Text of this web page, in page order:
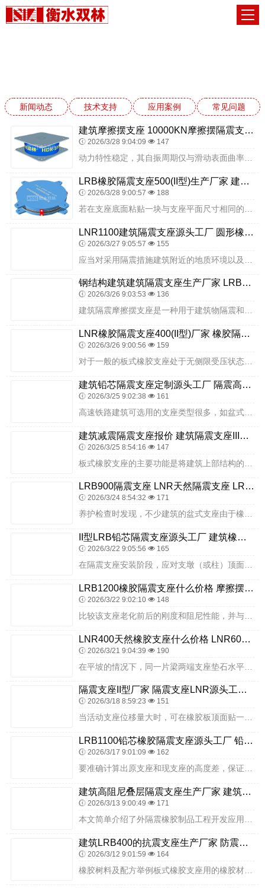
新闻动态 技术支持 应用案例 常见问题
建筑摩擦摆支座 10000KN摩擦摆隔震支座厂家 建筑楼梯橡胶隔震支座源头工厂
2026/3/28 9:04:09 147
LRB橡胶隔震支座500(II型)生产厂家 建筑橡胶隔震支座装置生产厂家 水平力分散型橡胶支座多少钱
2026/3/28 9:00:57 188
LNR1100建筑隔震支座源头工厂 圆形橡胶隔震支座厂家 LNR隔震支座1500厂家
2026/3/27 9:05:57 155
钢结构建筑建筑隔震支座生产厂家 LRB铅芯隔震支座厂家 LRB500橡胶隔震支座什么价格
2026/3/26 9:03:53 136
建筑隔震摩擦摆支座是一种用于建筑物隔震和减震的结构装置。它通常由一个上部的金属摩擦板和一个下部的混凝土底座组成，中间有一层特殊的摩擦材料（通常是铅芯或铅橡胶）来...
LNR橡胶隔震支座400(II型)厂家 橡胶隔震支座装置生产厂家 LNR1100建筑隔震支座
2026/3/26 9:00:56 159
建筑铅芯隔震支座定制源头工厂 隔震高阻尼支座 LNR900橡胶支座什么价格
2026/3/25 9:02:38 161
建筑减震隔震支座报价 建筑隔震支座III型 LRB隔震支座800源头工厂
2026/3/25 8:54:16 147
LRB900隔震支座 LNR天然隔震支座 LRB500一Ⅱ型隔震支座
2026/3/24 8:54:32 171
养护检查时发现，不少建筑的盆式支座由于橡胶体的竖向压缩变形大，支座的上压板完全作用在钢盆壁上，而失去橡胶支座的功能和作用，对梁体受力十分不利。外建筑隔震橡胶支座...
II型LRB铅芯隔震支座源头工厂 建筑橡胶支座哪里便宜 400的抗震支座一个多少钱
2026/3/22 9:05:56 165
LRB1200橡胶隔震支座什么价格 摩擦摆球型减隔震支座源头工厂 橡胶隔震支座LRB500
2026/3/22 9:02:10 148
LNR400天然橡胶支座什么价格 LNR600隔震橡胶支座源头工厂 高阻尼抗震支座厂家
2026/3/21 9:04:39 190
隔震支座II型厂家 隔震支座LNR源头工厂 高阻尼铅芯隔震支座源头工厂
2026/3/18 8:59:23 151
当活动支座位移量大时，可在橡胶板顶面贴一片聚四氟已烯板，在梁底贴上不锈钢薄板，利用两者之间的摩阻力极小，来满足活动支座位移的需要。为落梁准确，在架跨板梁或箱梁时...
LRB1100铅芯橡胶隔震支座源头工厂 铅芯橡胶防震支座 LNR橡胶支座价格
2026/3/17 9:01:09 162
建筑高阻尼叠层隔震支座生产厂家 建筑预制高阻尼隔震支座厂家 隔震建筑橡胶隔震支座源头工厂
2026/3/13 9:00:49 171
建筑LRB400的抗震支座生产厂家 防震橡胶隔震支座生产厂家 LRB500橡胶隔震支座多少钱
2026/3/12 9:01:59 164